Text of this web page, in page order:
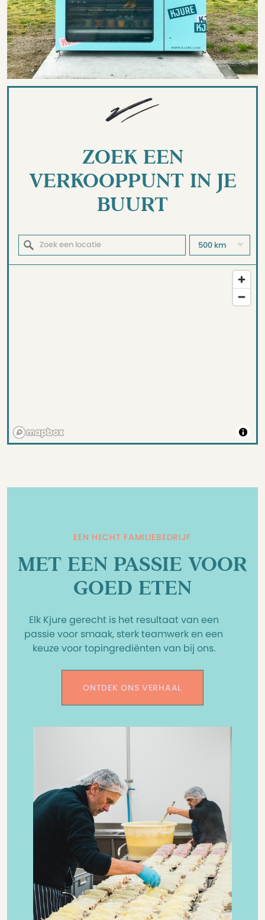
ZOEK EEN
VERKOOPPUNT IN JE
BUURT
500 km
EEN HECHT FAMILIEBEDRIJF
MET EEN PASSIE VOOR
GOED ETEN
Elk Kjure gerecht is het resultaat van een
passie voor smaak, sterk teamwerk en een
keuze voor topingrediënten van bij ons.
ONTDEK ONS VERHAAL